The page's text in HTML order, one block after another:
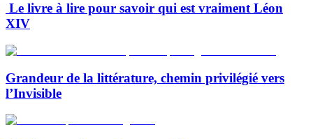
Le livre à lire pour savoir qui est vraiment Léon
XIV
Grandeur de la littérature, chemin privilégié vers
l’Invisible